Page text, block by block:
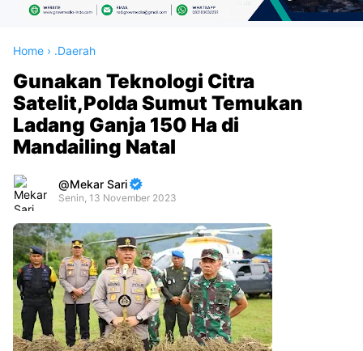
Home › .Daerah
Gunakan Teknologi Citra
Satelit,Polda Sumut Temukan
Ladang Ganja 150 Ha di
Mandailing Natal
Mekar Sari
Senin, 13 November 2023
Premium
By
Raushan
Design
With
Shroff
Templates